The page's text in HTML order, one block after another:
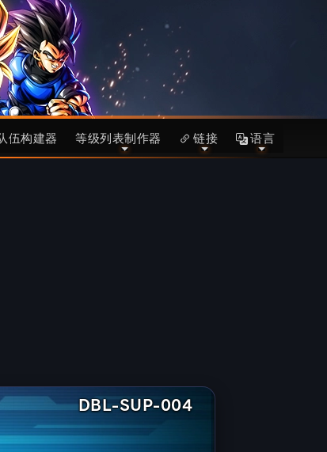
伍构建器 等级列表制作器 链接 语言
DBL-SUP-004